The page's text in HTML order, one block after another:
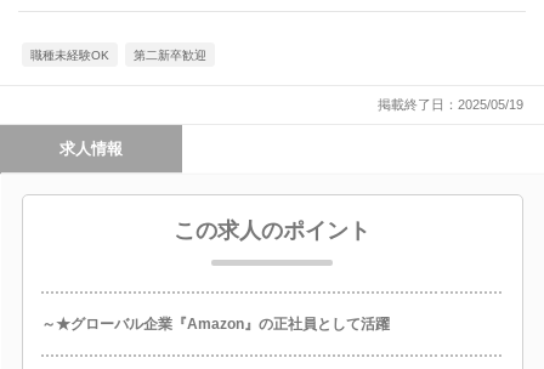
職種未経験OK 第二新卒歓迎
掲載終了日：2025/05/19
求人情報
この求人のポイント
～★グローバル企業『Amazon』の正社員として活躍